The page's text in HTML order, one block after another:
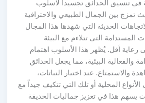
في تنسيق الحدائق تجسيداً لأسلوب
تمزج بين الجمال الطبيعي والاحترافية
الحديثة التي شهدها هذا المجال
المستدامة التي تتلاءم مع البيئة
رعاية أقل. يُظهر هذا الأسلوب اهتمام
والفعالية البيئية، مما يجعل الحدائق
والاستمتاع. عند اختيار النباتات،
المحلية أو تلك التي تتكيف جيداً مع
يسهم هذا في تعزيز جماليات الحديقة